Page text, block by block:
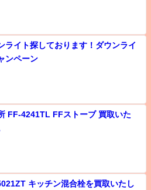
ライト探しております！ダウンライ
ンペーン
FF-4241TL FFストーブ 買取いた
キッチン混合栓を買取いたし